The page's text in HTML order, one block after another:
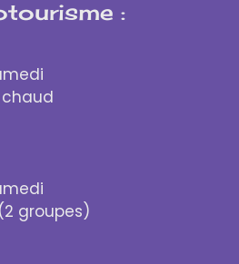
:
groupes)